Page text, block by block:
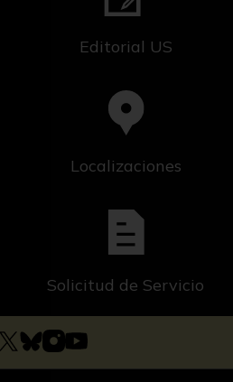
Editorial US
Localizaciones
Solicitud de Servicio